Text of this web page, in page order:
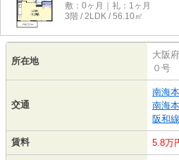
敷：0ヶ月｜礼：1ヶ月
3階 / 2LDK / 56.10㎡
所在地
大阪府
０号
交通
南海
南海
阪和線
賃料 5.8万